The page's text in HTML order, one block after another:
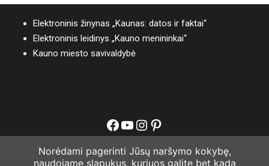
Elektroninis žinynas „Kaunas: datos ir faktai“
Elektroninis leidinys „Kauno menininkai“
Kauno miesto savivaldybė
Facebook
YouTube
Instagram
Pinterest
Norėdami pagerinti Jūsų naršymo kokybę,
naudojame slapukus, kuriuos galite bet kada